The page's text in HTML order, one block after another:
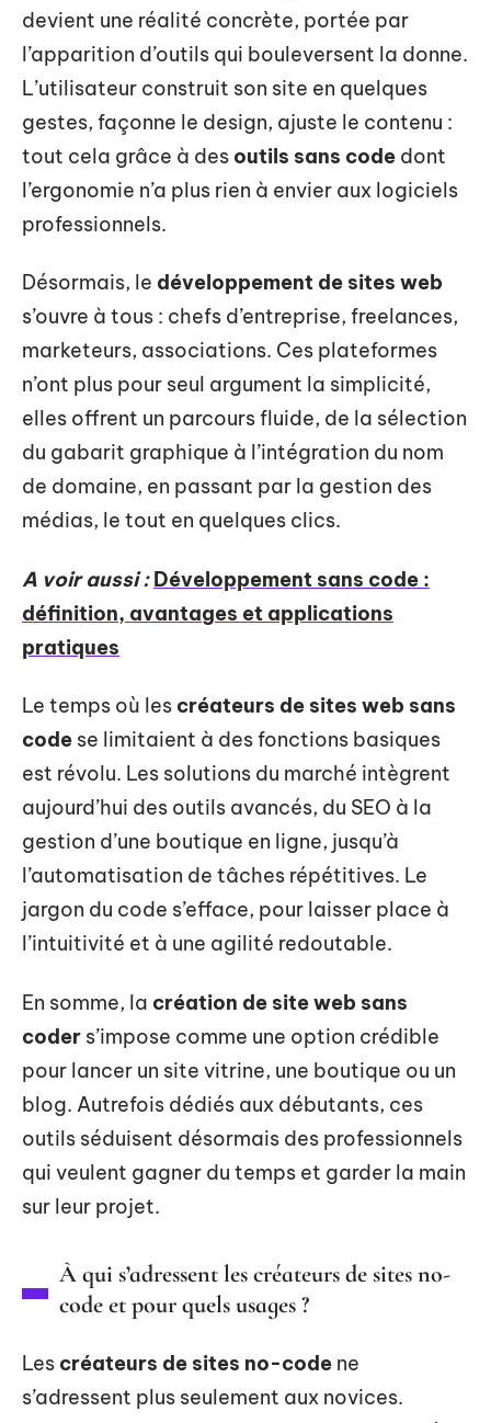
devient une réalité concrète, portée par
l’apparition d’outils qui bouleversent la donne.
L’utilisateur construit son site en quelques
gestes, façonne le design, ajuste le contenu :
tout cela grâce à des outils sans code dont
l’ergonomie n’a plus rien à envier aux logiciels
professionnels.
Désormais, le développement de sites web
s’ouvre à tous : chefs d’entreprise, freelances,
marketeurs, associations. Ces plateformes
n’ont plus pour seul argument la simplicité,
elles offrent un parcours fluide, de la sélection
du gabarit graphique à l’intégration du nom
de domaine, en passant par la gestion des
médias, le tout en quelques clics.
A voir aussi : Développement sans code :
définition, avantages et applications
pratiques
Le temps où les créateurs de sites web sans
code se limitaient à des fonctions basiques
est révolu. Les solutions du marché intègrent
aujourd’hui des outils avancés, du SEO à la
gestion d’une boutique en ligne, jusqu’à
l’automatisation de tâches répétitives. Le
jargon du code s’efface, pour laisser place à
l’intuitivité et à une agilité redoutable.
En somme, la création de site web sans
coder s’impose comme une option crédible
pour lancer un site vitrine, une boutique ou un
blog. Autrefois dédiés aux débutants, ces
outils séduisent désormais des professionnels
qui veulent gagner du temps et garder la main
sur leur projet.
À qui s’adressent les créateurs de sites no-
code et pour quels usages ?
Les créateurs de sites no-code ne
s’adressent plus seulement aux novices.